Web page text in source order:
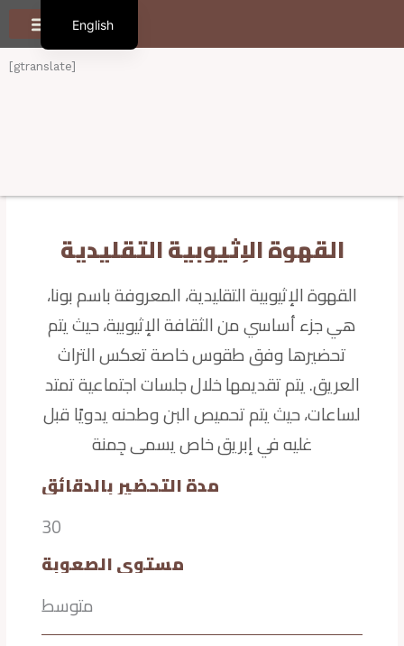
i
e
[gtranslate]
القهوة الإثيوبية التقليدية
القهوة الإثيوبية التقليدية، المعروفة باسم بونا،
هي جزء أساسي من الثقافة الإثيوبية، حيث يتم
تحضيرها وفق طقوس خاصة تعكس التراث
العريق. يتم تقديمها خلال جلسات اجتماعية تمتد
لساعات، حيث يتم تحميص البن وطحنه يدويًا قبل
غليه في إبريق خاص يسمى جِمنة
مدة التحضير بالدقائق
30
مستوى الصعوبة
متوسط
English
العربية